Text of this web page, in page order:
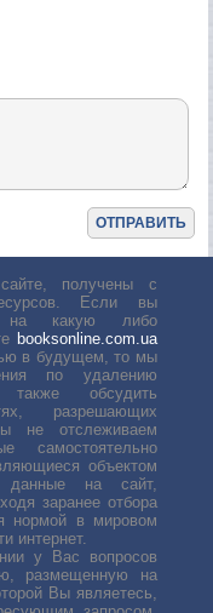
получены с
Если вы
на какую либо
booksonline.com.ua
в будущем, то мы
по удалению
обсудить
разрешающих
не отслеживаем
самостоятельно
объектом
данные на сайт,
заранее отбора
нормой в мировом
интернет.
у Вас вопросов
размещенную на
Вы являетесь,